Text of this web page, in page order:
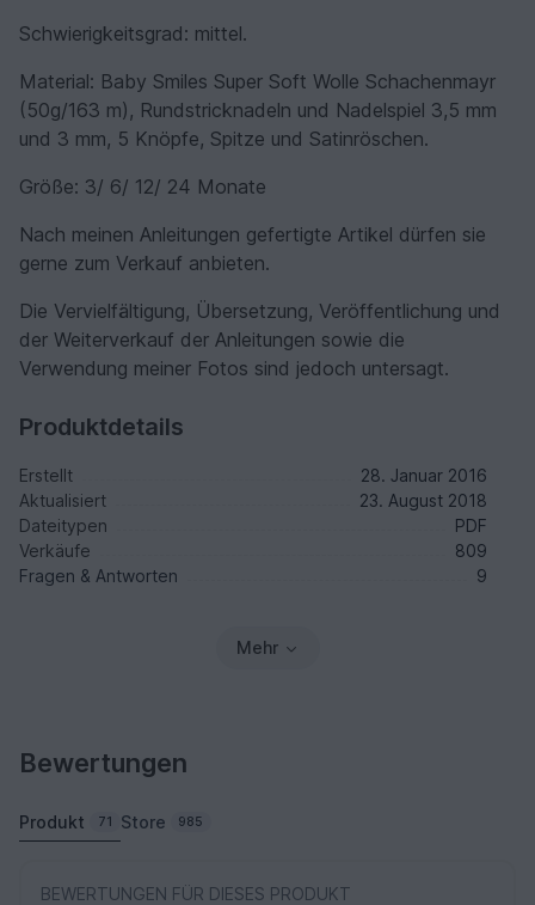
Schwierigkeitsgrad: mittel.
Material: Baby Smiles Super Soft Wolle Schachenmayr
(50g/163 m), Rundstricknadeln und Nadelspiel 3,5 mm
und 3 mm, 5 Knöpfe, Spitze und Satinröschen.
Größe: 3/ 6/ 12/ 24 Monate
Nach meinen Anleitungen gefertigte Artikel dürfen sie
gerne zum Verkauf anbieten.
Die Vervielfältigung, Übersetzung, Veröffentlichung und
der Weiterverkauf der Anleitungen sowie die
Verwendung meiner Fotos sind jedoch untersagt.
Produktdetails
Erstellt
28. Januar 2016
Aktualisiert
23. August 2018
Dateitypen
PDF
Verkäufe
809
Fragen & Antworten
9
Mehr
Bewertungen
Produkt 71 Store 985
BEWERTUNGEN FÜR DIESES PRODUKT